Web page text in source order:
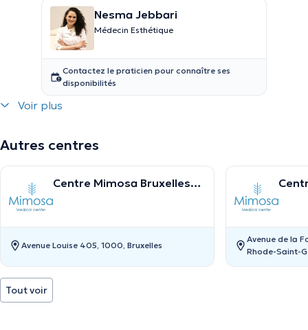
Nesma Jebbari
Médecin Esthétique
Contactez le praticien pour connaître ses
disponibilités
Voir plus
Autres centres
Centre Mimosa Bruxelles
Avenue Louise 405, 1000, Bruxelles
Avenue de la
Rhode-Saint-
Tout voir